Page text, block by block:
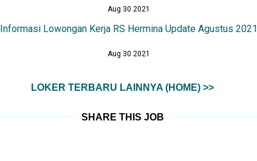
Aug 30 2021
Informasi Lowongan Kerja RS Hermina Update Agustus 2021
Aug 30 2021
LOKER TERBARU LAINNYA (HOME) >>
SHARE THIS JOB